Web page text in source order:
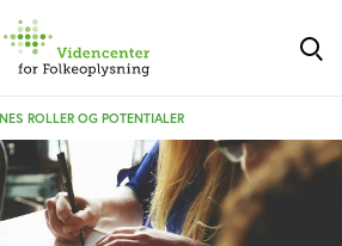
ROLLER OG POTENTIALER